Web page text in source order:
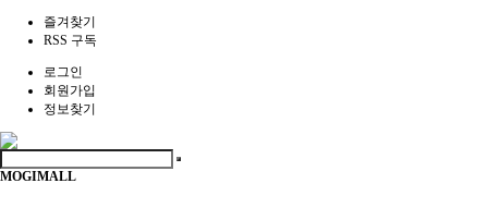
즐겨찾기
RSS 구독
로그인
회원가입
정보찾기
MOGIMALL